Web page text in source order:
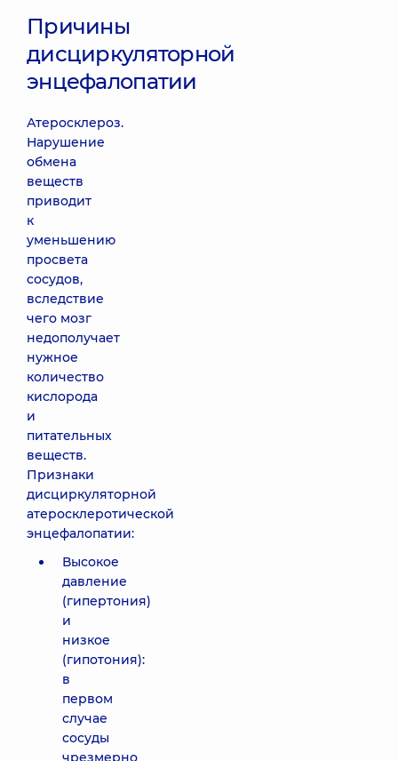
Причины
дисциркуляторной
энцефалопатии
Атеросклероз.
Нарушение
обмена
веществ
приводит
к
уменьшению
просвета
сосудов,
вследствие
чего мозг
недополучает
нужное
количество
кислорода
и
питательных
веществ.
Признаки
дисциркуляторной
атеросклеротической
энцефалопатии:
Высокое
давление
(гипертония)
и
низкое
(гипотония):
в
первом
случае
сосуды
чрезмерно